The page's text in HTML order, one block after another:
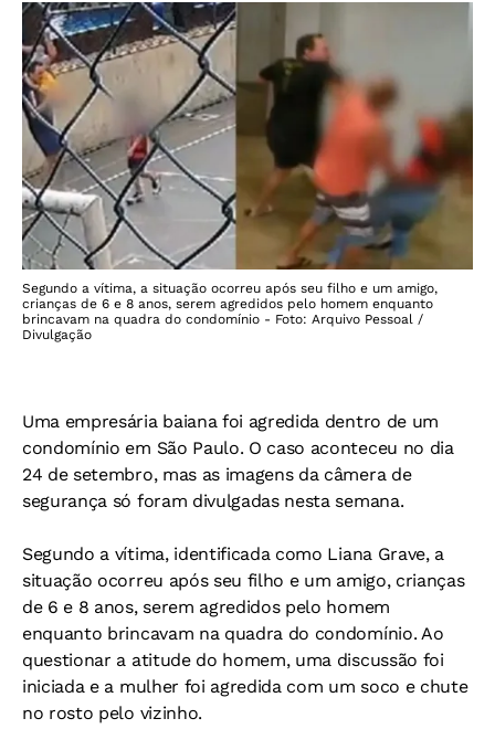
Segundo a vítima, a situação ocorreu após seu filho e um amigo,
crianças de 6 e 8 anos, serem agredidos pelo homem enquanto
brincavam na quadra do condomínio - Foto: Arquivo Pessoal /
Divulgação
Uma empresária baiana foi agredida dentro de um
condomínio em São Paulo. O caso aconteceu no dia
24 de setembro, mas as imagens da câmera de
segurança só foram divulgadas nesta semana.
Segundo a vítima, identificada como Liana Grave, a
situação ocorreu após seu filho e um amigo, crianças
de 6 e 8 anos, serem agredidos pelo homem
enquanto brincavam na quadra do condomínio. Ao
questionar a atitude do homem, uma discussão foi
iniciada e a mulher foi agredida com um soco e chute
no rosto pelo vizinho.